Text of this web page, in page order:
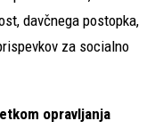
davčnega postopka,
za socialno
opravljanja